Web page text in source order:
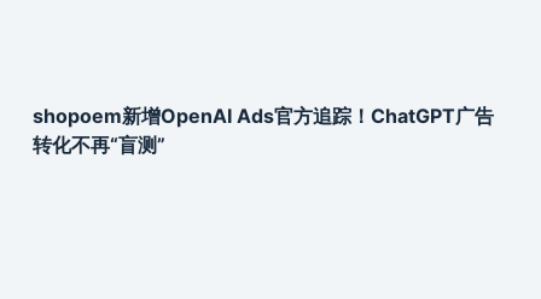
shopoem新增OpenAI Ads官方追踪！ChatGPT广告
转化不再“盲测”